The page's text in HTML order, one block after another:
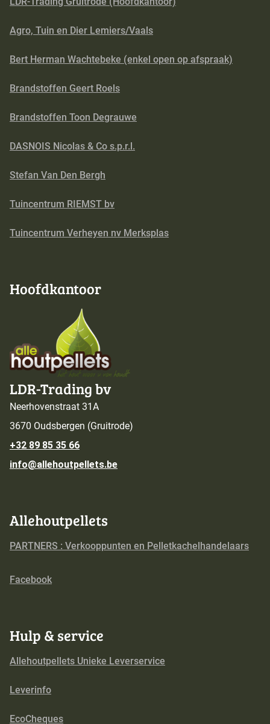
Agro, Tuin en Dier Lemiers/Vaals
Bert Herman Wachtebeke (enkel open op afspraak)
Brandstoffen Geert Roels
Brandstoffen Toon Degrauwe
DASNOIS Nicolas & Co s.p.r.l.
Stefan Van Den Bergh
Tuincentrum RIEMST bv
Tuincentrum Verheyen nv Merksplas
Hoofdkantoor
LDR-Trading bv
Neerhovenstraat 31A
3670 Oudsbergen (Gruitrode)
+32 89 85 35 66
info@allehoutpellets.be
Allehoutpellets
PARTNERS : Verkooppunten en Pelletkachelhandelaars
Facebook
Hulp & service
Allehoutpellets Unieke Leverservice
Leverinfo
EcoCheques